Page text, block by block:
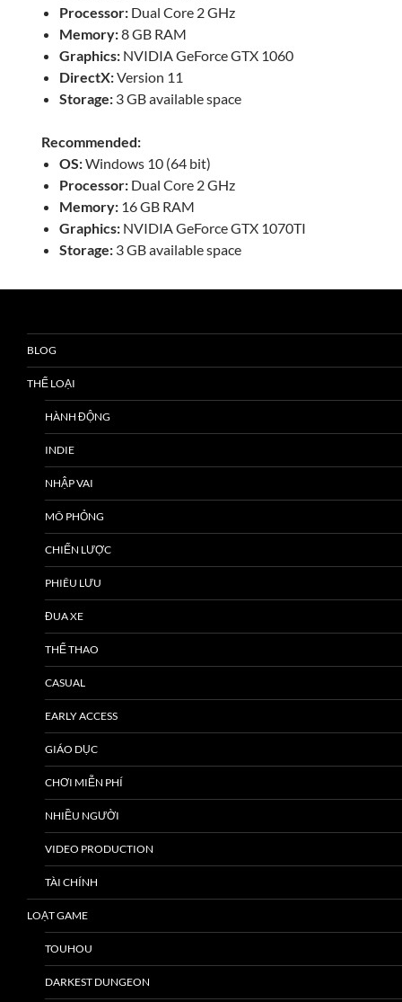
Processor: Dual Core 2 GHz
Memory:8 GB RAM
Graphics: NVIDIA GeForce GTX 1060
DirectX:Version 11
Storage: 3 GB available space
Recommended:
OS:Windows 10 (64 bit)
Processor: Dual Core 2 GHz
Memory: 16 GB RAM
Graphics: NVIDIA GeForce GTX 1070TI
Storage: 3 GB available space
BLOG
THỂ LOẠI
HÀNH ĐỘNG
INDIE
NHẬP VAI
MÔ PHỎNG
CHIẾN LƯỢC
PHIÊU LƯU
ĐUA XE
THỂ THAO
CASUAL
EARLY ACCESS
GIÁO DỤC
CHƠI MIỄN PHÍ
NHIỀU NGƯỜI
VIDEO PRODUCTION
TÀI CHÍNH
LOẠT GAME
TOUHOU
DARKEST DUNGEON